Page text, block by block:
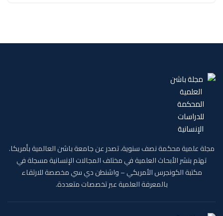
مجلة علمية محكمة نصف سنوية، تصدر عن جامعة باشن العالمية بأمريكا.
تهتم بنشر الأبحاث العلمية في مختلف المجالات الإنسانية مسجلة في
مكتبة الكونجرس الأمريكي – واشنطن دي سي مخصصة للارتقاء
بالمعرفة العلمية عبر تخصصات متعددة.